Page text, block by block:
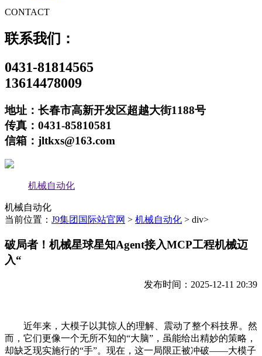
CONTACT
联系我们：
0431-81814565
13614478009
地址：长春市高新开发区超越大街1188号
传真：0431-85810581
信箱：jltkxs@163.com
机械自动化
机械自动化
当前位置： J9集团国际站官网 > 机械自动化 > div>
破局者！机械星球星知Agent接入MCP工程机械迈
入“
发布时间：2025-12-11 20:39
近年来，大模子以其惊人的理解、震动了整个科技界。然
而，它们更像一个无所不知的“大脑”，虽能给出精妙的策略，
却缺乏现实施行的“手”。现在，这一局限正被冲破——大模子